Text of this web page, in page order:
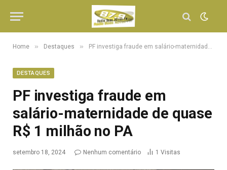
Home » Destaques » PF investiga fraude em salário-maternidade de quase R$ 1 milhão no PA
DESTAQUES
PF investiga fraude em
salário-maternidade de quase
R$ 1 milhão no PA
setembro 18, 2024 Nenhum comentário 1 Visitas